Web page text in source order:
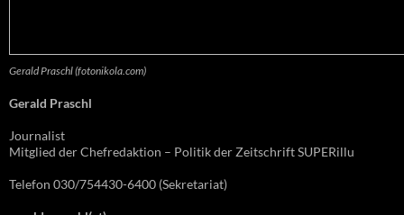
Gerald Praschl (fotonikola.com)
Gerald Praschl
Journalist
Mitglied der Chefredaktion – Politik der Zeitschrift SUPERillu
Telefon 030/754430-6400 (Sekretariat)